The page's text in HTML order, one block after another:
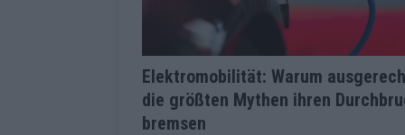
Überblick EUROVISION
[ Mai 2026 ] ESC 2026: JJ performt
[ Mai 2026 ] Quoten vor ESC-
Elektromobilität: Warum
die größten Mythen ihren
bremsen